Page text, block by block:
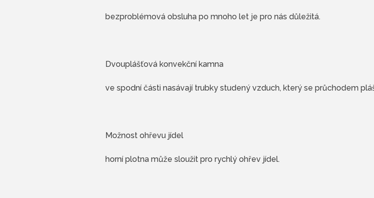
bezproblémová obsluha po mnoho let je pro nás důležitá.
Dvouplášťová konvekční kamna
ve spodní části nasávají trubky studený vzduch, který se průchodem
Možnost ohřevu jídel
horní plotna může sloužit pro rychlý ohřev jídel.